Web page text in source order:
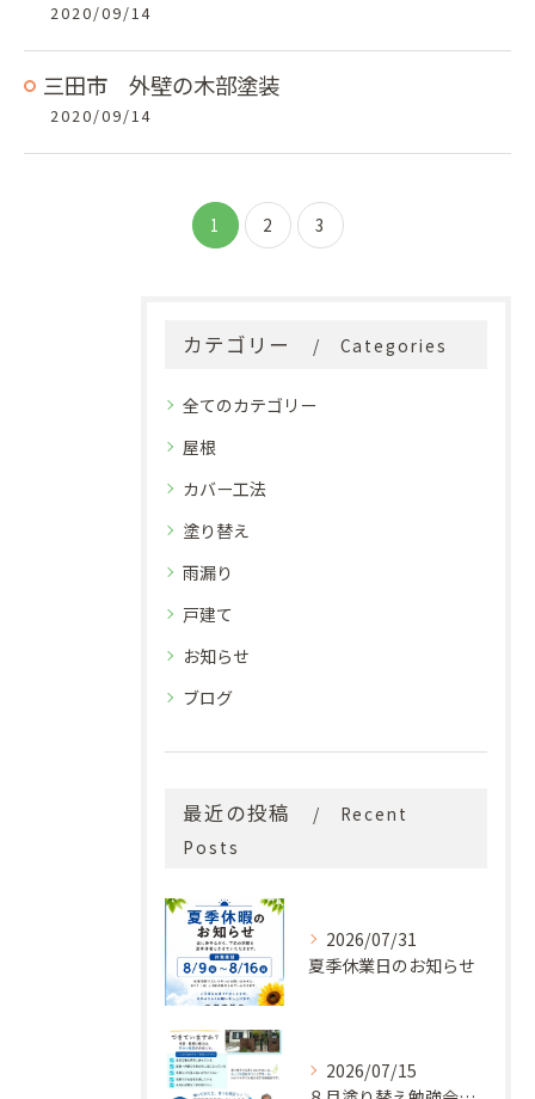
2020/09/14
三田市 外壁の木部塗装
2020/09/14
1 2 3
カテゴリー Categories
全てのカテゴリー
屋根
カバー工法
塗り替え
雨漏り
戸建て
お知らせ
ブログ
最近の投稿
Recent
Posts
2026/07/31
夏季休業日のお知らせ
2026/07/15